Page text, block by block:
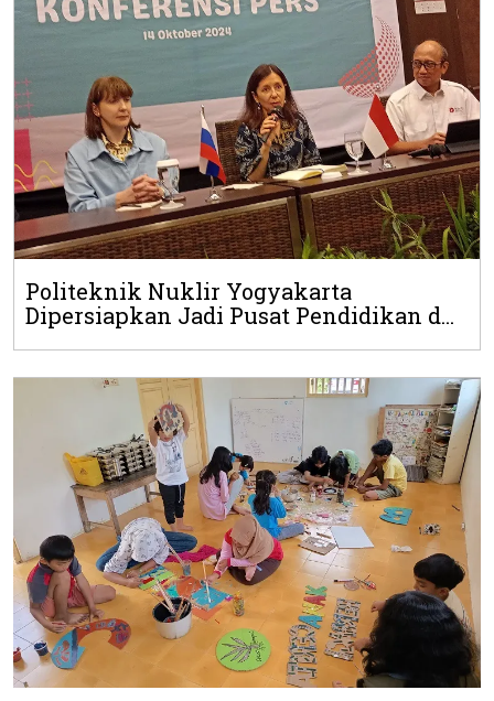
Politeknik Nuklir Yogyakarta
Dipersiapkan Jadi Pusat Pendidikan d...